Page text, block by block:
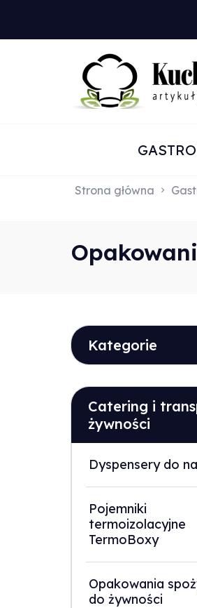
Strona główna
Kategorie
Catering i
żywności
Dyspensery do
Pojemniki
termoizolacyjne
TermoBoxy
Opakowania
do żywności